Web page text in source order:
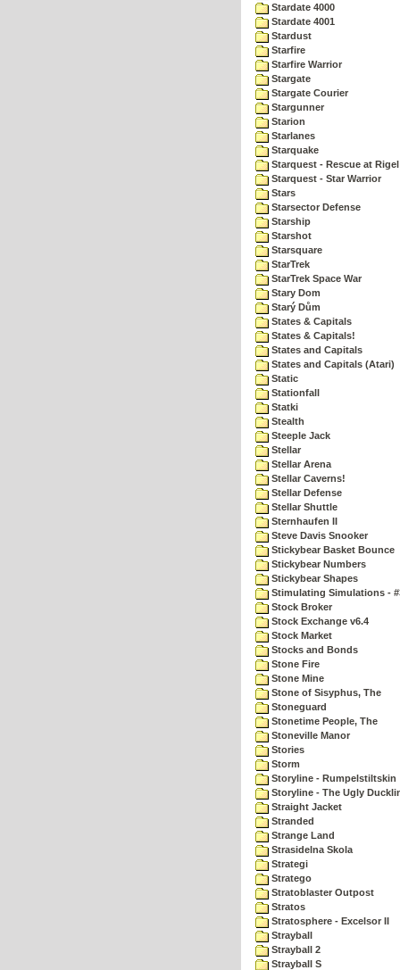
Stardate 4000
Stardate 4001
Stardust
Starfire
Starfire Warrior
Stargate
Stargate Courier
Stargunner
Starion
Starlanes
Starquake
Starquest - Rescue at Rigel
Starquest - Star Warrior
Stars
Starsector Defense
Starship
Starshot
Starsquare
StarTrek
StarTrek Space War
Stary Dom
Starý Dům
States & Capitals
States & Capitals!
States and Capitals
States and Capitals (Atari)
Static
Stationfall
Statki
Stealth
Steeple Jack
Stellar
Stellar Arena
Stellar Caverns!
Stellar Defense
Stellar Shuttle
Sternhaufen II
Steve Davis Snooker
Stickybear Basket Bounce
Stickybear Numbers
Stickybear Shapes
Stimulating Simulations -
Stock Broker
Stock Exchange v6.4
Stock Market
Stocks and Bonds
Stone Fire
Stone Mine
Stone of Sisyphus, The
Stoneguard
Stonetime People, The
Stoneville Manor
Stories
Storm
Storyline - Rumpelstiltskin
Storyline - The Ugly
Straight Jacket
Stranded
Strange Land
Strasidelna Skola
Strategi
Stratego
Stratoblaster Outpost
Stratos
Stratosphere - Excelsor II
Strayball
Strayball 2
Strayball S